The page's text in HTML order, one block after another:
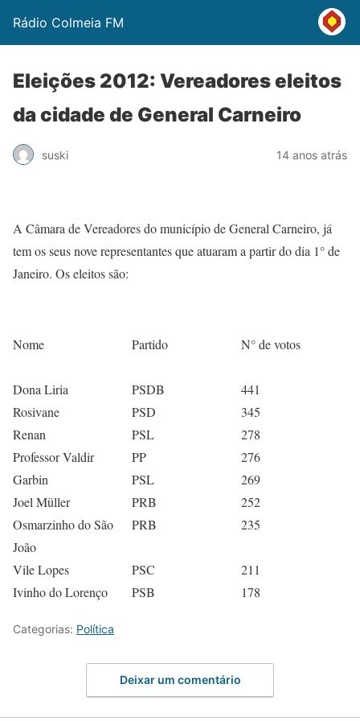
Rádio Colmeia FM
Eleições 2012: Vereadores eleitos
da cidade de General Carneiro
suski 14 anos atrás
A Câmara de Vereadores do município de General Carneiro, já
tem os seus nove representantes que atuaram a partir do dia 1° de
Janeiro. Os eleitos são:
Nome Partido N° de votos
Dona Liria PSDB
441
Rosivane
PSD
345
Renan
PSL
278
Professor Valdir
PP
276
Garbin
PSL
269
Joel Müller
PRB
252
Osmarzinho do São
João
PRB 235
Vile Lopes PSC
211
Ivinho do Lorenço
PSB 178
Categorias: Política
Deixar um comentário